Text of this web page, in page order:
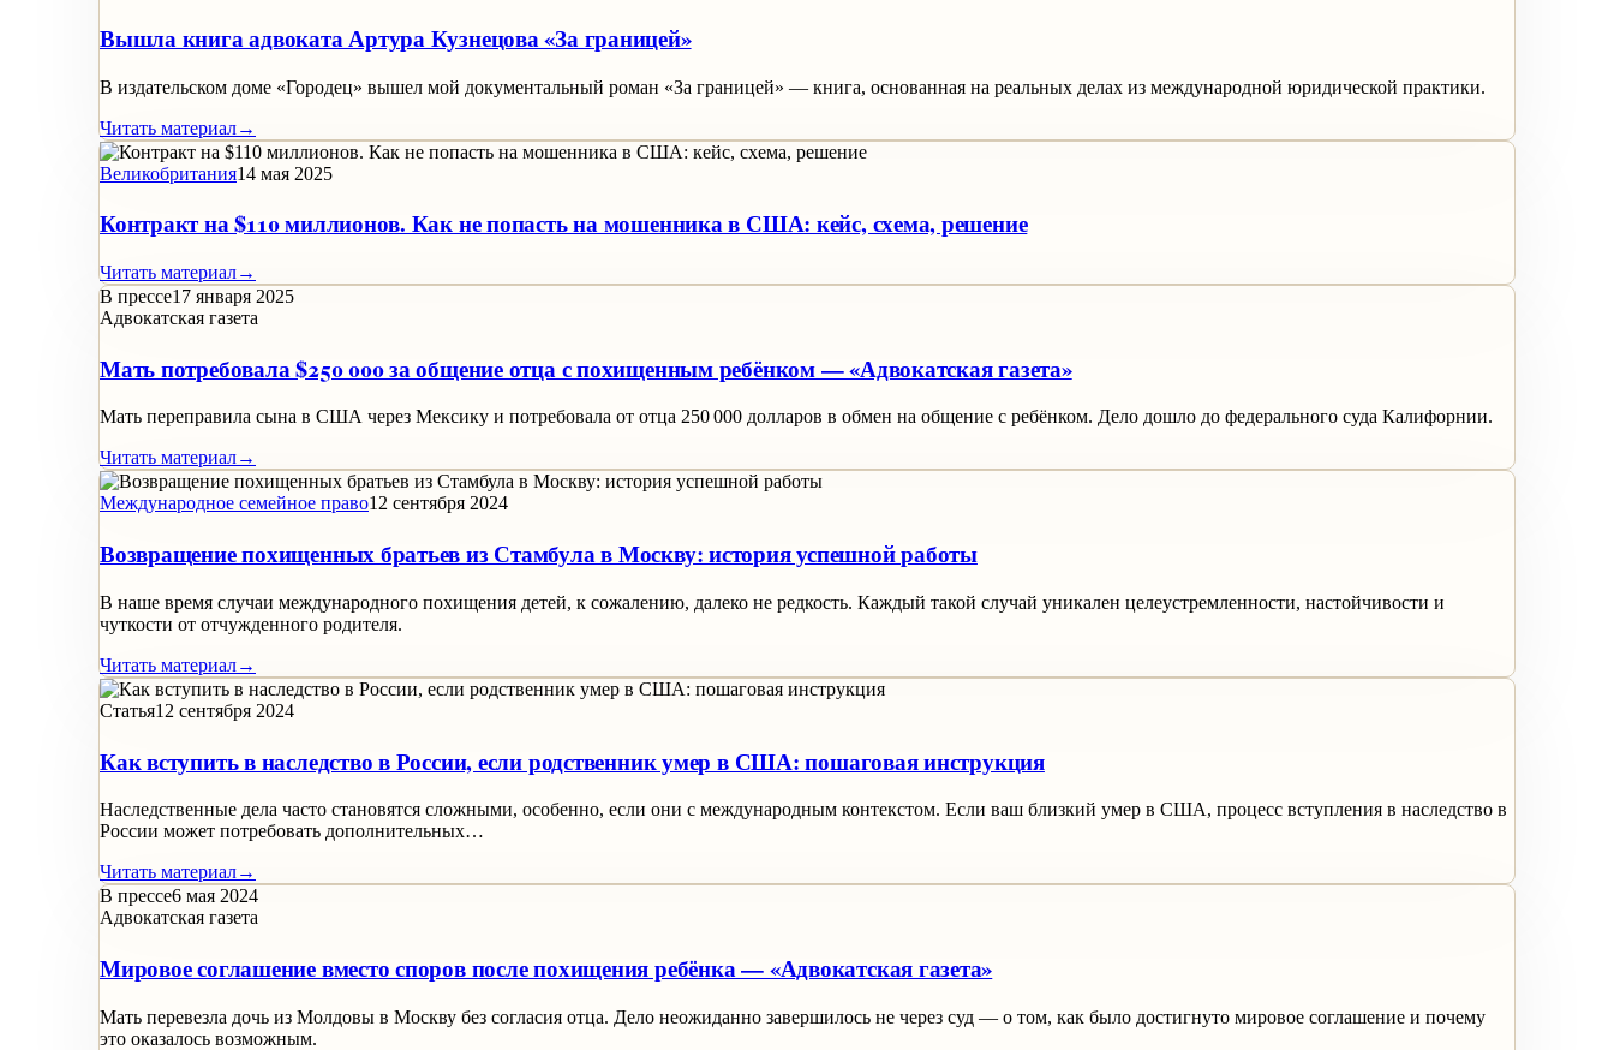
Вышла книга адвоката Артура Кузнецова «За границей»
В издательском доме «Городец» вышел мой документальный роман «За границей» — книга, основанная на реальных делах из международной юридической практики.
Читать материал→
Великобритания14 мая 2025
Контракт на $110 миллионов. Как не попасть на мошенника в США: кейс, схема, решение
Читать материал→
В прессе17 января 2025
Адвокатская газета
Мать потребовала $250 000 за общение отца с похищенным ребёнком — «Адвокатская газета»
Мать переправила сына в США через Мексику и потребовала от отца 250 000 долларов в обмен на общение с ребёнком. Дело дошло до федерального суда Калифорнии.
Читать материал→
Международное семейное право12 сентября 2024
Возвращение похищенных братьев из Стамбула в Москву: история успешной работы
В наше время случаи международного похищения детей, к сожалению, далеко не редкость. Каждый такой случай уникален целеустремленности, настойчивости и
чуткости от отчужденного родителя.
Читать материал→
Статья12 сентября 2024
Как вступить в наследство в России, если родственник умер в США: пошаговая инструкция
Наследственные дела часто становятся сложными, особенно, если они с международным контекстом. Если ваш близкий умер в США, процесс вступления в наследство в
России может потребовать дополнительных…
Читать материал→
В прессе6 мая 2024
Адвокатская газета
Мировое соглашение вместо споров после похищения ребёнка — «Адвокатская газета»
Мать перевезла дочь из Молдовы в Москву без согласия отца. Дело неожиданно завершилось не через суд — о том, как было достигнуто мировое соглашение и почему
это оказалось возможным.